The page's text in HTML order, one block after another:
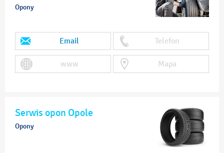
Opony
Email Telefon
www Mapa
Serwis opon Opole
Opony